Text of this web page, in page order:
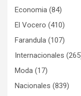
Economia (84)
El Vocero (410)
Farandula (107)
Internacionales
Moda (17)
Nacionales (839)